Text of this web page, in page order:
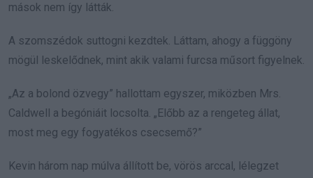
mások nem így látták.
A szomszédok suttogni kezdtek. Láttam, ahogy a függöny
mögül leskelődnek, mint akik valami furcsa műsort figyelnek.
„Az a bolond özvegy” hallottam egyszer, miközben Mrs.
Caldwell a begóniáit locsolta. „Előbb az a rengeteg állat,
most meg egy fogyatékos csecsemő?”
Kevin három nap múlva állított be, vörös arccal, lélegzet